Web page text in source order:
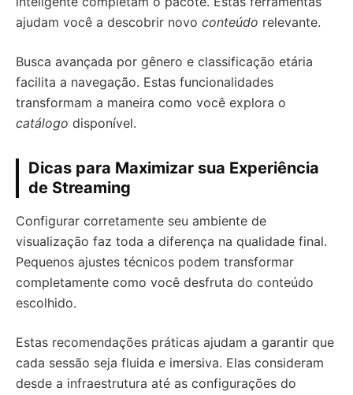
ajudam você a descobrir novo conteúdo relevante.
Busca avançada por gênero e classificação etária
facilita a navegação. Estas funcionalidades
transformam a maneira como você explora o
catálogo disponível.
Dicas para Maximizar sua Experiência
de Streaming
Configurar corretamente seu ambiente de
visualização faz toda a diferença na qualidade final.
Pequenos ajustes técnicos podem transformar
completamente como você desfruta do conteúdo
escolhido.
Estas recomendações práticas ajudam a garantir que
cada sessão seja fluida e imersiva. Elas consideram
desde a infraestrutura até as configurações do